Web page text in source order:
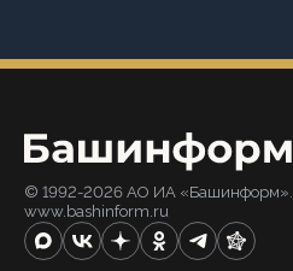
© 1992-2026 АО ИА «Башинформ».
www.bashinform.ru